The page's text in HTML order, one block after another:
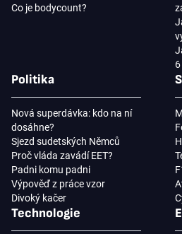
Co je bodycount?
Politika
Nová superdávka: kdo na ní
dosáhne?
Sjezd sudetských Němců
Proč vláda zavádí EET?
Padni komu padni
Výpověď z práce vzor
Divoký kačer
Technologie